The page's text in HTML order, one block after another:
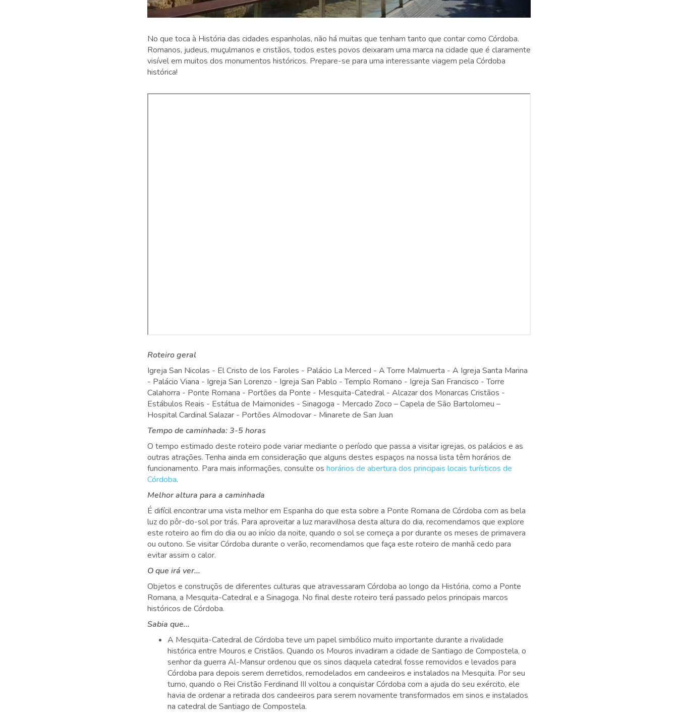
No que toca à História das cidades espanholas, não há muitas que tenham tanto que contar como Córdoba.
Romanos, judeus, muçulmanos e cristãos, todos estes povos deixaram uma marca na cidade que é claramente
visível em muitos dos monumentos históricos. Prepare-se para uma interessante viagem pela Córdoba
histórica!
Roteiro geral
Igreja San Nicolas - El Cristo de los Faroles - Palácio La Merced - A Torre Malmuerta - A Igreja Santa Marina
- Palácio Viana - Igreja San Lorenzo - Igreja San Pablo - Templo Romano - Igreja San Francisco - Torre
Calahorra - Ponte Romana - Portões da Ponte - Mesquita-Catedral - Alcazar dos Monarcas Cristãos -
Estábulos Reais - Estátua de Maimonides - Sinagoga - Mercado Zoco – Capela de São Bartolomeu –
Hospital Cardinal Salazar - Portões Almodovar - Minarete de San Juan
Tempo de caminhada: 3-5 horas
O tempo estimado deste roteiro pode variar mediante o período que passa a visitar igrejas, os palácios e as
outras atrações. Tenha ainda em consideração que alguns destes espaços na nossa lista têm horários de
funcionamento. Para mais informações, consulte os horários de abertura dos principais locais turísticos de
Córdoba.
Melhor altura para a caminhada
É difícil encontrar uma vista melhor em Espanha do que esta sobre a Ponte Romana de Córdoba com as bela
luz do pôr-do-sol por trás. Para aproveitar a luz maravilhosa desta altura do dia, recomendamos que explore
este roteiro ao fim do dia ou ao início da noite, quando o sol se começa a por durante os meses de primavera
ou outono. Se visitar Córdoba durante o verão, recomendamos que faça este roteiro de manhã cedo para
evitar assim o calor.
O que irá ver...
Objetos e construçõs de diferentes culturas que atravessaram Córdoba ao longo da História, como a Ponte
Romana, a Mesquita-Catedral e a Sinagoga. No final deste roteiro terá passado pelos principais marcos
históricos de Córdoba.
Sabia que...
A Mesquita-Catedral de Córdoba teve um papel simbólico muito importante durante a rivalidade
histórica entre Mouros e Cristãos. Quando os Mouros invadiram a cidade de Santiago de Compostela, o
senhor da guerra Al-Mansur ordenou que os sinos daquela catedral fosse removidos e levados para
Córdoba para depois serem derretidos, remodelados em candeeiros e instalados na Mesquita. Por seu
turno, quando o Rei Cristão Ferdinand III voltou a conquistar Córdoba com a ajuda do seu exército, ele
havia de ordenar a retirada dos candeeiros para serem novamente transformados em sinos e instalados
na catedral de Santiago de Compostela.